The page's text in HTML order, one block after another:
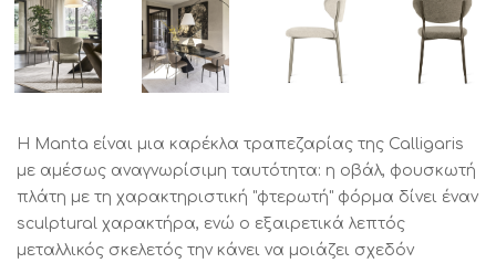
Η Manta είναι μια καρέκλα τραπεζαρίας της Calligaris
με αμέσως αναγνωρίσιμη ταυτότητα: η οβάλ, φουσκωτή
πλάτη με τη χαρακτηριστική "φτερωτή" φόρμα δίνει έναν
sculptural χαρακτήρα, ενώ ο εξαιρετικά λεπτός
μεταλλικός σκελετός την κάνει να μοιάζει σχεδόν